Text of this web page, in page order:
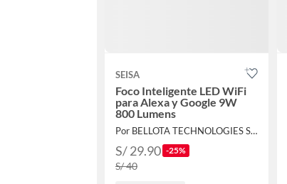
SEISA
Foco Inteligente LED WiFi
para Alexa y Google 9W
800 Lumens
Por BELLOTA TECHNOLOGIES S.A.C
S/ 29.90 -25%
S/ 40